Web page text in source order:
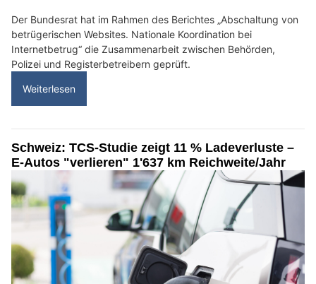
Der Bundesrat hat im Rahmen des Berichtes „Abschaltung von
betrügerischen Websites. Nationale Koordination bei
Internetbetrug“ die Zusammenarbeit zwischen Behörden,
Polizei und Registerbetreibern geprüft.
Weiterlesen
Schweiz: TCS-Studie zeigt 11 % Ladeverluste –
E-Autos "verlieren" 1'637 km Reichweite/Jahr